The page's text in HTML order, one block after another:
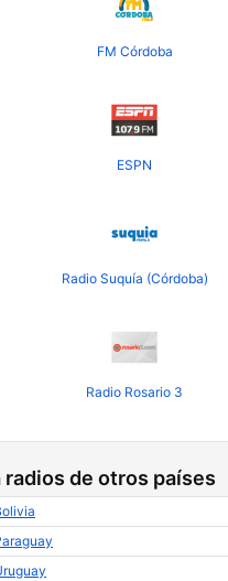
FM Córdoba
ESPN
Radio Suquía (Córdoba)
Radio Rosario 3
radios de otros países